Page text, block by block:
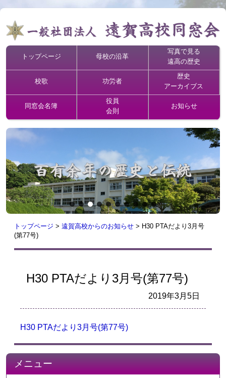
トップページ 母校の沿革
写真で見る
遠高の歴史
校歌 功労者
歴史
アーカイブス
同窓会名簿
役員
会則
お知らせ
トップページ > 遠賀高校からのお知らせ > H30 PTAだより3月号
(第77号)
H30 PTAだより3月号(第77号)
2019年3月5日
H30 PTAだより3月号(第77号)
メニュー